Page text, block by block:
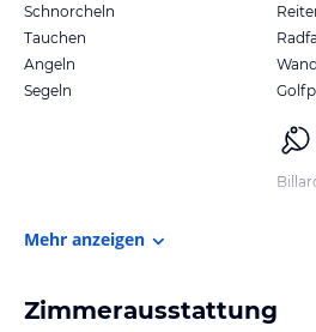
Schnorcheln
Tauchen
Angeln
Segeln
Mehr anzeigen
Zimmerausstattung